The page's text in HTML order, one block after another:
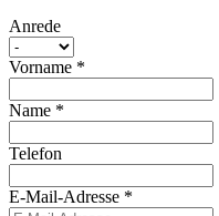
Anrede
Vorname *
Name *
Telefon
E-Mail-Adresse *